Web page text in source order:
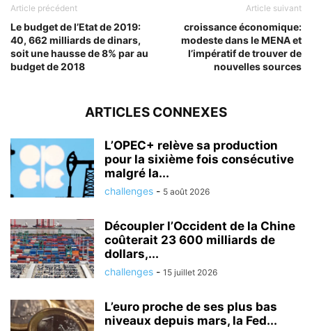
Article précédent
Le budget de l’Etat de 2019:
40, 662 milliards de dinars,
soit une hausse de 8% par au
budget de 2018
Article suivant
croissance économique:
modeste dans le MENA et
l’impératif de trouver de
nouvelles sources
ARTICLES CONNEXES
L’OPEC+ relève sa production
pour la sixième fois consécutive
malgré la...
challenges - 5 août 2026
Découpler l’Occident de la Chine
coûterait 23 600 milliards de
dollars,...
challenges - 15 juillet 2026
L’euro proche de ses plus bas
niveaux depuis mars, la Fed...